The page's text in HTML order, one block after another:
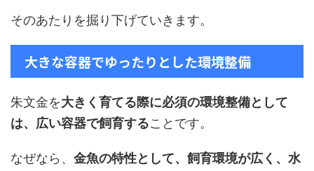
そのあたりを掘り下げていきます。
大きな容器でゆったりとした環境整備
朱文金を大きく育てる際に必須の環境整備として
は、広い容器で飼育することです。
なぜなら、 金魚の特性として、飼育環境が広く、水